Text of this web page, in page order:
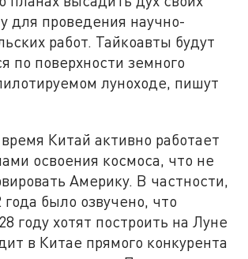
для проведения научно-
работ. Тайкоавты будут
по поверхности земного
луноходе, пишут
Китай активно работает
освоения космоса, что не
Америку. В частности,
года было озвучено, что
году хотят построить на Луне
в Китае прямого конкурента